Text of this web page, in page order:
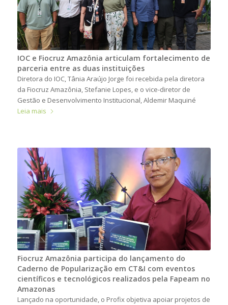
IOC e Fiocruz Amazônia articulam fortalecimento de
parceria entre as duas instituições
Diretora do IOC, Tânia Araújo Jorge foi recebida pela diretora
da Fiocruz Amazônia, Stefanie Lopes, e o vice-diretor de
Gestão e Desenvolvimento Institucional, Aldemir Maquiné
Leia mais
Fiocruz Amazônia participa do lançamento do
Caderno de Popularização em CT&I com eventos
científicos e tecnológicos realizados pela Fapeam no
Amazonas
Lançado na oportunidade, o Profix objetiva apoiar projetos de